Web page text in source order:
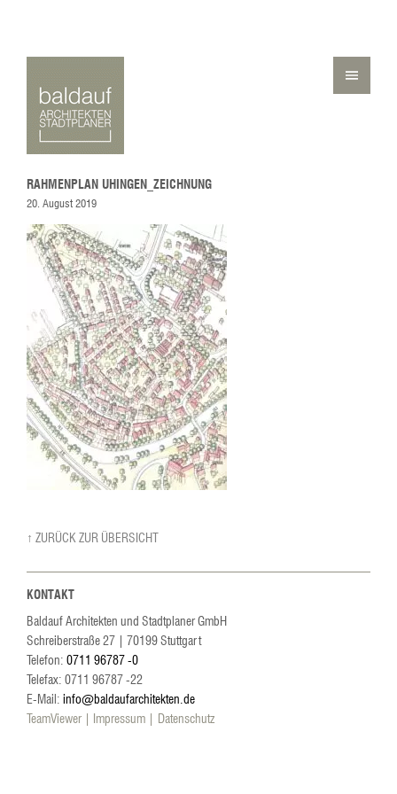
RAHMENPLAN UHINGEN_ZEICHNUNG
20. August 2019
↑ ZURÜCK ZUR ÜBERSICHT
KONTAKT
Baldauf Architekten und Stadtplaner GmbH
Schreiberstraße 27| 70199Stuttgart
Telefon: 0711 96787 -0
Telefax: 0711 96787 -22
E-Mail: info@baldaufarchitekten.de
TeamViewer
Impressum Datenschutz